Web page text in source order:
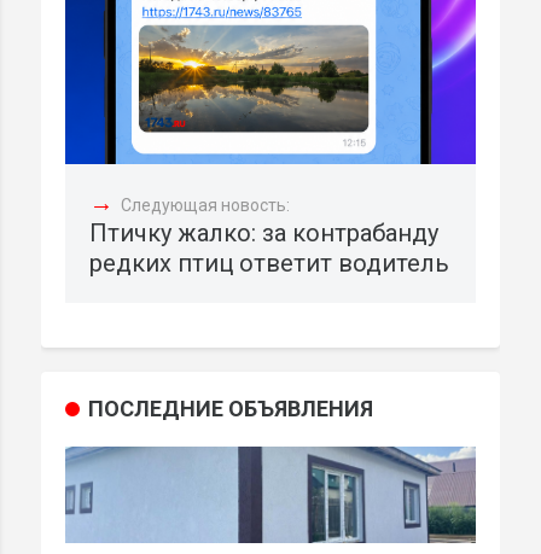
→ Следующая новость:
Птичку жалко: за контрабанду
редких птиц ответит водитель
ПОСЛЕДНИЕ ОБЪЯВЛЕНИЯ